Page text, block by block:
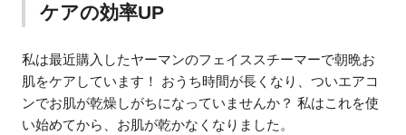
ケアの効率UP
私は最近購入したヤーマンのフェイススチーマーで朝晩お
肌をケアしています！ おうち時間が長くなり、ついエアコ
ンでお肌が乾燥しがちになっていませんか？ 私はこれを使
い始めてから、お肌が乾かなくなりました。